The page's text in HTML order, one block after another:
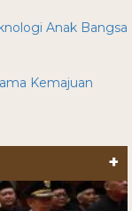
Anak Bangsa
Kemajuan
+